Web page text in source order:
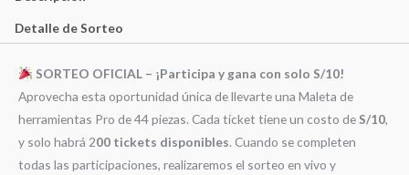
Detalle de Sorteo
SORTEO OFICIAL – ¡Participa y gana con solo S/10!
Aprovecha esta oportunidad única de llevarte una Maleta de
herramientas Pro de 44 piezas. Cada ticket tiene un costo de S/10,
y solo habrá 200 tickets disponibles. Cuando se completen
todas las participaciones, realizaremos el sorteo en vivo y